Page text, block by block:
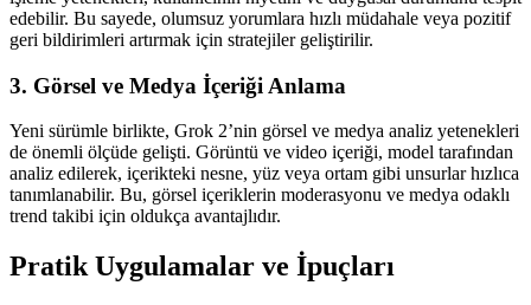
edebilir. Bu sayede, olumsuz yorumlara hızlı müdahale veya pozitif
geri bildirimleri artırmak için stratejiler geliştirilir.
3. Görsel ve Medya İçeriği Anlama
Yeni sürümle birlikte, Grok 2’nin görsel ve medya analiz yetenekleri
de önemli ölçüde gelişti. Görüntü ve video içeriği, model tarafından
analiz edilerek, içerikteki nesne, yüz veya ortam gibi unsurlar hızlıca
tanımlanabilir. Bu, görsel içeriklerin moderasyonu ve medya odaklı
trend takibi için oldukça avantajlıdır.
Pratik Uygulamalar ve İpuçları